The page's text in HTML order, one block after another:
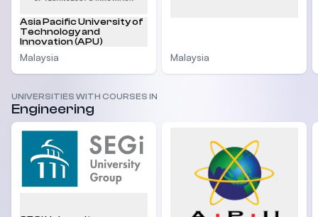
Asia Pacific University of
Technology and
Innovation (APU)
Malaysia Malaysia
UNIVERSITIES WITH COURSES IN
Engineering